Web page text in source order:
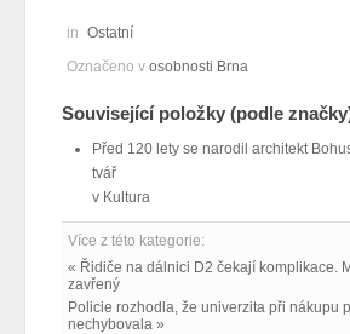
in Ostatní
Označeno v osobnosti Brna
Související položky (podle
Před 120 lety se narodil architekt
tvář
v Kultura
Více z této kategorie:
« Řidiče na dálnici D2 čekají komplikace.
zavřený
Policie rozhodla, že univerzita při nákupu
nechybovala »